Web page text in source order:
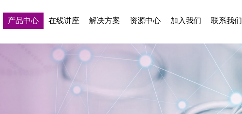
产品中心 在线讲座 解决方案 资源中心 加入我们 联系我们